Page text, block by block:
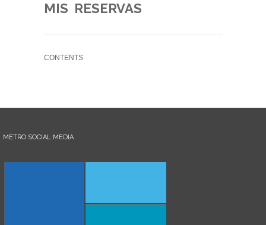
MIS RESERVAS
CONTENTS
METRO SOCIAL MEDIA